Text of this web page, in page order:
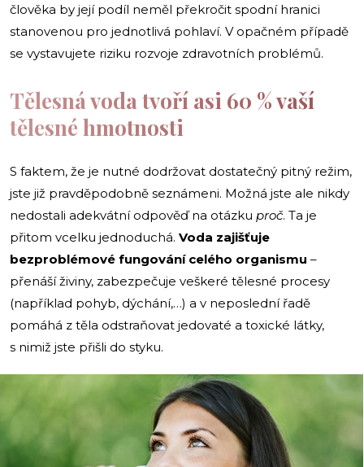
člověka by její podíl neměl překročit spodní hranici
stanovenou pro jednotlivá pohlaví. V opačném případě
se vystavujete riziku rozvoje zdravotních problémů.
Tělesná voda tvoří asi 60 % vaší
tělesné hmotnosti
S faktem, že je nutné dodržovat dostatečný pitný režim,
jste již pravděpodobně seznámeni. Možná jste ale nikdy
nedostali adekvátní odpověď na otázku proč. Ta je
přitom vcelku jednoduchá. Voda zajišťuje
bezproblémové fungování celého organismu –
přenáší živiny, zabezpečuje veškeré tělesné procesy
(například pohyb, dýchání,…) a v neposlední řadě
pomáhá z těla odstraňovat jedovaté a toxické látky,
s nimiž jste přišli do styku.